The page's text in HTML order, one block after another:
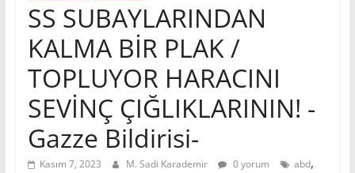
SS SUBAYLARINDAN
KALMA BİR PLAK /
TOPLUYOR HARACINI
SEVİNÇ ÇIĞLIKLARININ! -
Gazze Bildirisi-
Kasım 7, 2023 M. Sadi Karademir 0 yorum abd,